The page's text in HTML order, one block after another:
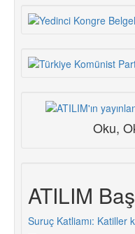
Oku,
ATILIM
Suruç Katliamı: Katiller